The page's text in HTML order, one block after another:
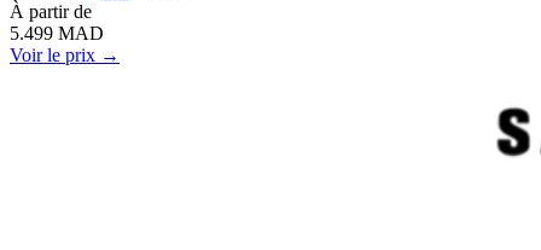
À partir de
5.499 MAD
Voir le prix →